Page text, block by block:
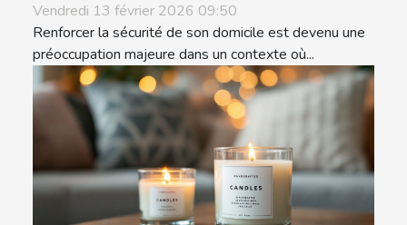
Vendredi 13 février 2026 09:50
Renforcer la sécurité de son domicile est devenu une
préoccupation majeure dans un contexte où...